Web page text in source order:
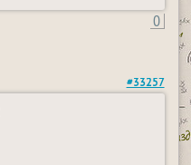
0
#33257